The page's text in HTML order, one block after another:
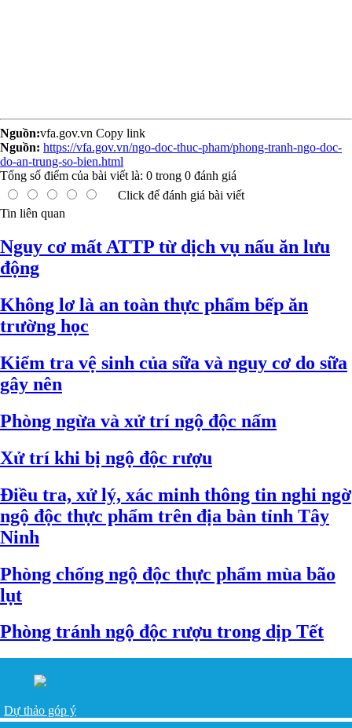
Nguồn:vfa.gov.vn Copy link
Nguồn: https://vfa.gov.vn/ngo-doc-thuc-pham/phong-tranh-ngo-doc-
do-an-trung-so-bien.html
Tổng số điểm của bài viết là: 0 trong 0 đánh giá
Click để đánh giá bài viết
Tin liên quan
Nguy cơ mất ATTP từ dịch vụ nấu ăn lưu
động
Không lơ là an toàn thực phẩm bếp ăn
trường học
Kiểm tra vệ sinh của sữa và nguy cơ do sữa
gây nên
Phòng ngừa và xử trí ngộ độc nấm
Xử trí khi bị ngộ độc rượu
Điều tra, xử lý, xác minh thông tin nghi ngờ
ngộ độc thực phẩm trên địa bàn tỉnh Tây
Ninh
Phòng chống ngộ độc thực phẩm mùa bão
lụt
Phòng tránh ngộ độc rượu trong dịp Tết
Dự thảo góp ý